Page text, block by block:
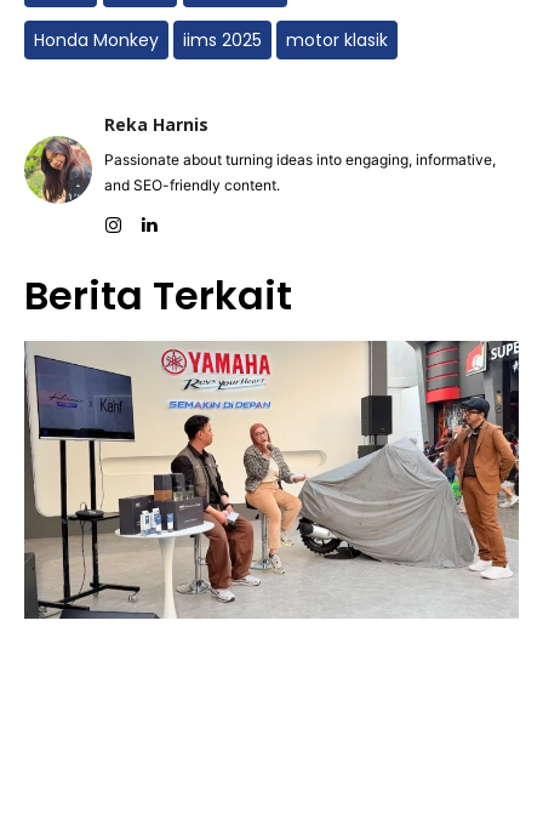
Honda Monkey iims 2025 motor klasik
Reka Harnis
Passionate about turning ideas into engaging, informative,
and SEO-friendly content.
Berita Terkait